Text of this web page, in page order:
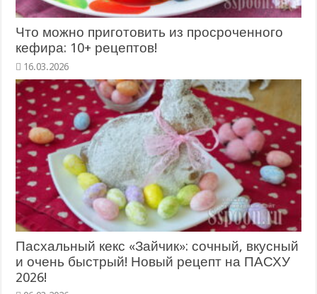
Что можно приготовить из просроченного
кефира: 10+ рецептов!
Пасхальный кекс «Зайчик»: сочный, вкусный
и очень быстрый! Новый рецепт на ПАСХУ
2026!